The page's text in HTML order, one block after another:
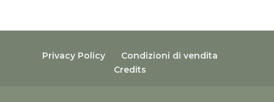
Privacy Policy
Condizioni di vendita
Credits